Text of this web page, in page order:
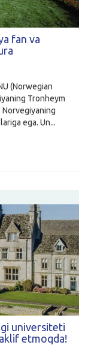
fan va
(Norwegian
Tronheym
ega. Un...
universiteti
etmoqda!